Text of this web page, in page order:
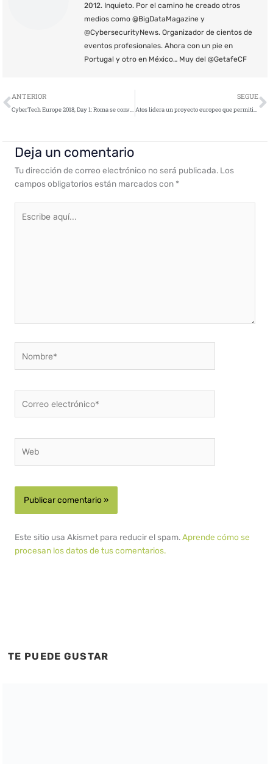
2012. Inquieto. Por el camino he creado otros
medios como @BigDataMagazine y
@CybersecurityNews. Organizador de cientos de
eventos profesionales. Ahora con un pie en
Portugal y otro en México… Muy del @GetafeCF
Ant
ANTERIOR
CyberTech Europe 2018, Day 1: Roma se convierte en el epicentro de la ciberseguridad a nivel mundial
SEGUE
Atos lidera un proyecto europeo que permitirá compartir datos de forma segura a través de redes no seguras
Deja un comentario
Tu dirección de correo electrónico no será publicada. Los
campos obligatorios están marcados con *
aquí...
electrónico*
Este sitio usa Akismet para reducir el spam.Aprende cómo se
procesan los datos de tus comentarios.
TE PUEDE GUSTAR